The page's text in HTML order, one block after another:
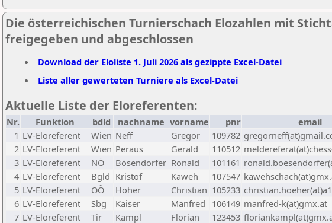
Die österreichischen Turnierschach Elozahlen mit
freigegeben und abgeschlossen
Download der Eloliste 1. Juli 2026 als gezippte Excel-Datei
Liste aller gewerteten Turniere als Excel-Datei
Aktuelle Liste der Eloreferenten:
Nr. Funktion bdld nachname vorname pnr email
1 LV-Eloreferent Wien Neff Gregor 109782
2 LV-Eloreferent Wien Peraus Gerald 110512
3 LV-Eloreferent NÖ Bösendorfer Ronald 101161
4 LV-Eloreferent Bgld Kristof Kaweh 107547
5 LV-Eloreferent OÖ Höher Christian 105233
6 LV-Eloreferent Sbg Kaiser Manfred 106149 manfred-k(at)gmx.at
7 LV-Eloreferent Tir Kampl Florian 123453